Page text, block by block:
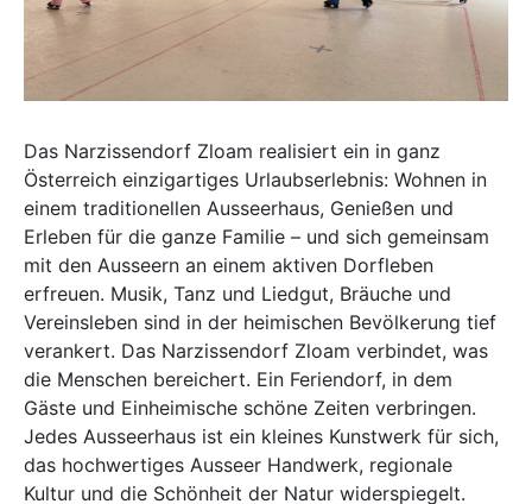
Das Narzissendorf Zloam realisiert ein in ganz
Österreich einzigartiges Urlaubserlebnis: Wohnen in
einem traditionellen Ausseerhaus, Genießen und
Erleben für die ganze Familie – und sich gemeinsam
mit den Ausseern an einem aktiven Dorfleben
erfreuen. Musik, Tanz und Liedgut, Bräuche und
Vereinsleben sind in der heimischen Bevölkerung tief
verankert. Das Narzissendorf Zloam verbindet, was
die Menschen bereichert. Ein Feriendorf, in dem
Gäste und Einheimische schöne Zeiten verbringen.
Jedes Ausseerhaus ist ein kleines Kunstwerk für sich,
das hochwertiges Ausseer Handwerk, regionale
Kultur und die Schönheit der Natur widerspiegelt.